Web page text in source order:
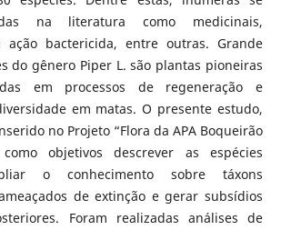
na literatura como medicinais,
ação bactericida, entre outras. Grande
do gênero Piper L. são plantas pioneiras
em processos de regeneração e
em matas. O presente estudo,
no Projeto “Flora da APA Boqueirão
objetivos descrever as espécies
o conhecimento sobre táxons
de extinção e gerar subsídios
Foram realizadas análises de